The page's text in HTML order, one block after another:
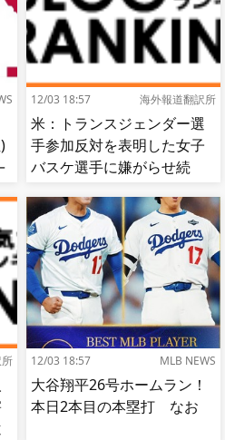
12/03 18:57 海外報道翻訳所
米：トランスジェンダー選
手参加反対を表明した女子
バスケ選手に嫌がらせ続
肘鉄を顔面に食らう[海外の
反応]
12/03 18:57 MLB NEWS
大谷翔平26号ホームラン！
本日2本目の本塁打 なお